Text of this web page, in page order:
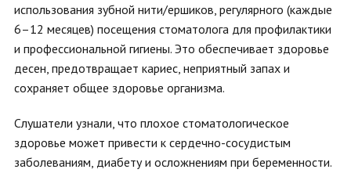
использования зубной нити/ершиков, регулярного (каждые
6–12 месяцев) посещения стоматолога для профилактики
и профессиональной гигиены. Это обеспечивает здоровье
десен, предотвращает кариес, неприятный запах и
сохраняет общее здоровье организма.
Слушатели узнали, что плохое стоматологическое
здоровье может привести к сердечно-сосудистым
заболеваниям, диабету и осложнениям при беременности.